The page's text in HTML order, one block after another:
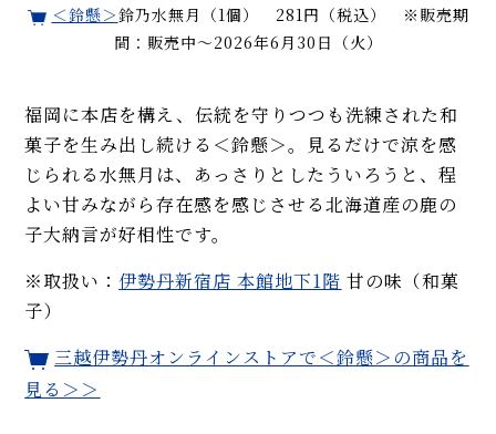
＜鈴懸＞鈴乃水無月（1個） 281円（税込） ※販売期
間：販売中〜2026年6月30日（火）
福岡に本店を構え、伝統を守りつつも洗練された和
菓子を生み出し続ける＜鈴懸＞。見るだけで涼を感
じられる水無月は、あっさりとしたういろうと、程
よい甘みながら存在感を感じさせる北海道産の鹿の
子大納言が好相性です。
※取扱い： 伊勢丹新宿店 本館地下1階 甘の味（和菓
子）
三越伊勢丹オンラインストアで＜鈴懸＞の商品を
見る＞＞